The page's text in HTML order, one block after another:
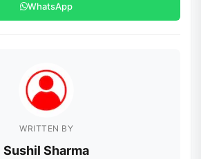
WhatsApp
WRITTEN BY
Sushil Sharma